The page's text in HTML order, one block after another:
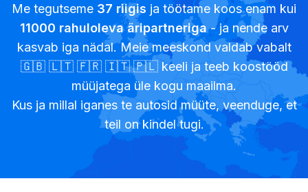
Me tegutseme 37 riigis ja töötame koos enam kui
11000 rahuloleva äripartneriga- ja nende arv
kasvab iga nädal. Meie meeskond valdab vabalt
🇬🇧 🇱🇹 🇫🇷 🇮🇹 🇵🇱 keeli ja teeb koostööd
müüjatega üle kogu maailma.
Kus ja millal iganes te autosid müüte, veenduge, et
teil on kindel tugi.